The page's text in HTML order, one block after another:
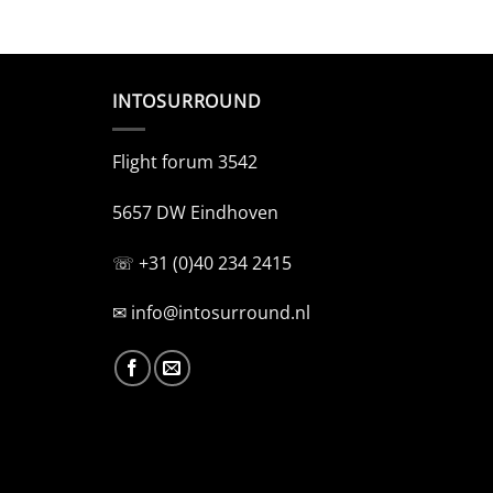
INTOSURROUND
Flight forum 3542
5657 DW Eindhoven
☏ +31 (0)40 234 2415
✉ info@intosurround.nl